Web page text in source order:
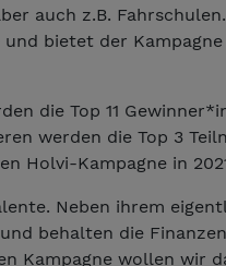
auch z.B.
bietet der
die Top 11
werden die Top 3
Holvi-Kampagne in
Neben ihrem
behalten die
Kampagne wollen wir